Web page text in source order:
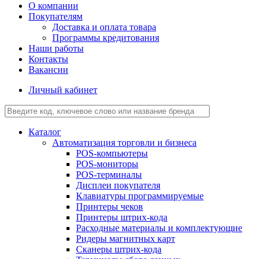
О компании
Покупателям
Доставка и оплата товара
Программы кредитования
Наши работы
Контакты
Вакансии
Личный кабинет
Каталог
Автоматизация торговли и бизнеса
POS-компьютеры
POS-мониторы
POS-терминалы
Дисплеи покупателя
Клавиатуры программируемые
Принтеры чеков
Принтеры штрих-кода
Расходные материалы и комплектующие
Ридеры магнитных карт
Сканеры штрих-кода